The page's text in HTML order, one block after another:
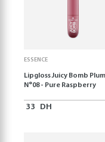
ESSENCE
Lipgloss Juicy Bomb
N°08 - Pure Raspberry
33 DH